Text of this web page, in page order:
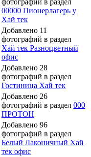
00000 Пионерлагерь у
Хай тек
Добавлено 11
фотографий в раздел
Хай тек Разноцветный
офис
Добавлено 28
фотографий в раздел
Гостиница Хай тек
Добавлено 26
фотографий в раздел 000
ПРОТОН
Добавлено 96
фотографий в раздел
Белый Лаконичный Хай
тек офис